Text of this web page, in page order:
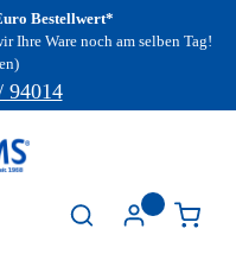
Bestellwert*
Ihre Ware noch am selben Tag!
94014